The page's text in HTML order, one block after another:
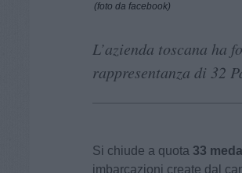
(foto da facebook)
L’azienda toscana ha
rappresentanza di 32
Si chiude a quota 33
imbarcazioni create dal